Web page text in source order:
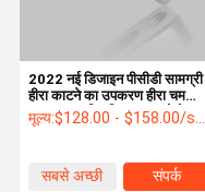
2022 नई डिजाइन पीसीडी सामग्री
हीरा काटने का उपकरण हीरा चमकाने
वाला चाकू एक्रिलिक चमकाने के
लिए ठीक चाकू
मूल्य:$128.00 - $158.00/sets
सबसे अच्छी
संपर्क